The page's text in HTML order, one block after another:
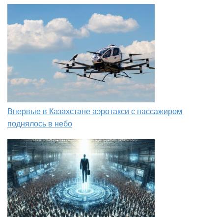
Впервые в Казахстане аэротакси с пассажиром
поднялось в небо